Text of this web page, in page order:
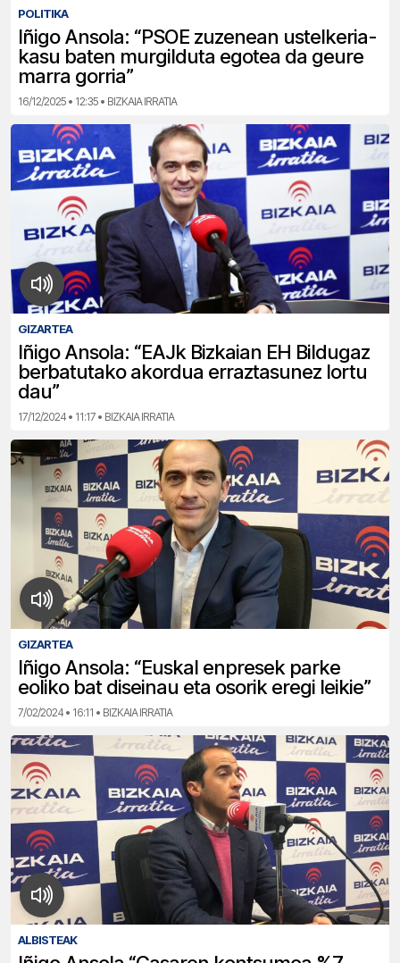
POLITIKA
Iñigo Ansola: “PSOE zuzenean ustelkeria-
kasu baten murgilduta egotea da geure
marra gorria”
16/12/2025 • 12:35 • BIZKAIA IRRATIA
GIZARTEA
Iñigo Ansola: “EAJk Bizkaian EH Bildugaz
berbatutako akordua erraztasunez lortu
dau”
17/12/2024 • 11:17 • BIZKAIA IRRATIA
GIZARTEA
Iñigo Ansola: “Euskal enpresek parke
eoliko bat diseinau eta osorik eregi leikie”
7/02/2024 • 16:11 • BIZKAIA IRRATIA
ALBISTEAK